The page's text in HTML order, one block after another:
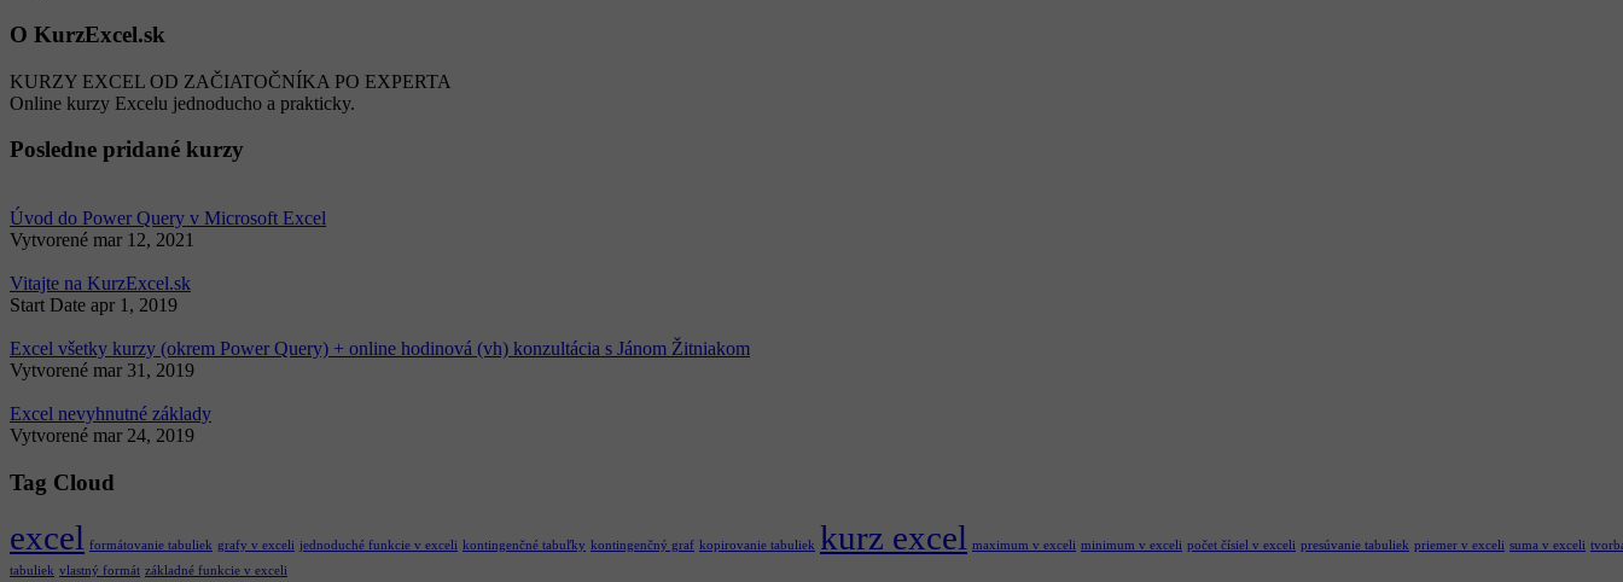
O KurzExcel.sk
KURZY EXCEL OD ZAČIATOČNÍKA PO EXPERTA
Online kurzy Excelu jednoducho a prakticky.
Posledne pridané kurzy
Úvod do Power Query v Microsoft Excel
Vytvorené mar 12, 2021
Vitajte na KurzExcel.sk
Start Date apr 1, 2019
Excel všetky kurzy (okrem Power Query) + online hodinová (vh) konzultácia s Jánom Žitniakom
Vytvorené mar 31, 2019
Excel nevyhnutné základy
Vytvorené mar 24, 2019
Tag Cloud
excel formátovanie tabuliek grafy v exceli jednoduché funkcie v exceli kontingenčné tabuľky kontingenčný graf kopirovanie tabuliek kurz excel maximum v exceli minimum v exceli počet čísiel v exceli presúvanie tabuliek priemer v exceli suma v exceli
tabuliek vlastný formát základné funkcie v exceli